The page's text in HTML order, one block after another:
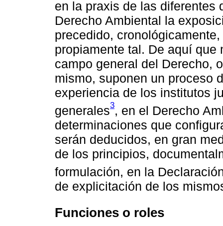
en la praxis de las diferentes
Derecho Ambiental la
precedido,
propiamente tal. De aquí
campo general del Derecho,
mismo, suponen un proceso
experiencia de los institutos
generales3, en el Derecho
determinaciones que
serán deducidos, en gran
de los principios,
formulación, en la
de explicitación de los
Funciones o roles